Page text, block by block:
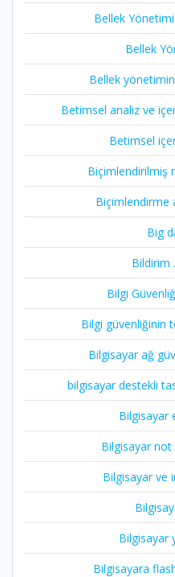
Bellek
Bellek
Bellek
Betimsel analiz ve
Betimsel
Biçimlendirilmiş
Biçimlendirme
Big
Bildirim
Bilgi
Bilgi güvenliğinin
Bilgisayar ağ
bilgisayar destekli
Bilgisayar
Bilgisayar not
Bilgisayar ve
Bilgisayar
Bilgisayara